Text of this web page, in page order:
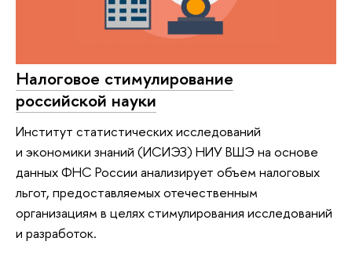
Налоговое стимулирование
российской науки
Институт статистических исследований
и экономики знаний (ИСИЭЗ) НИУ ВШЭ на основе
данных ФНС России анализирует объем налоговых
льгот, предоставляемых отечественным
организациям в целях стимулирования исследований
и разработок.